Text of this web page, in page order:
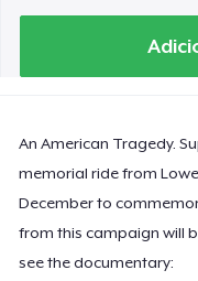
An American Tragedy.
memorial ride from
December to
from this campaign will
see the documentary: